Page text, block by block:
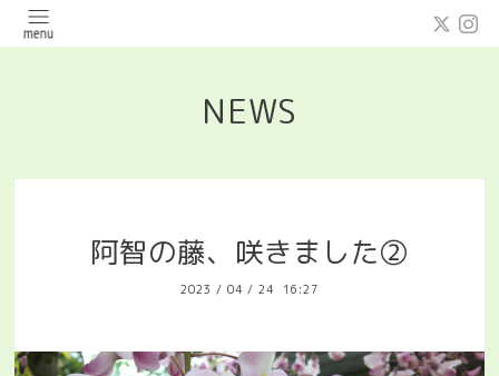
NEWS
阿智の藤、咲きました②
2023 / 04 / 24 16:27